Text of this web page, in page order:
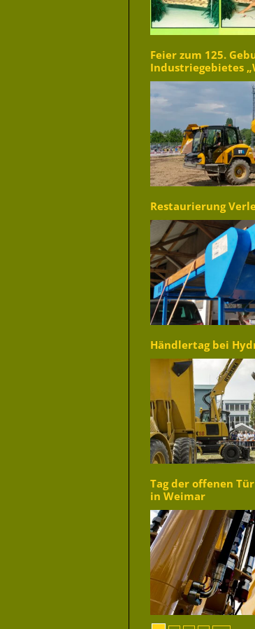
Feier zum 125.
Industriegebietes
Restaurierung
Händlertag bei
Tag der offenen Tür
in Weimar